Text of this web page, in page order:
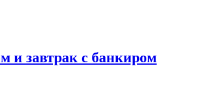
и завтрак с банкиром